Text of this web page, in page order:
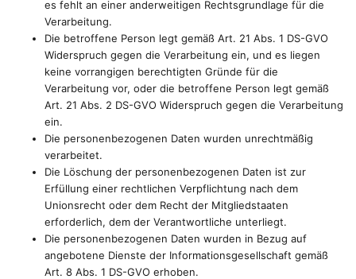
es fehlt an einer anderweitigen Rechtsgrundlage für die
Verarbeitung.
Die betroffene Person legt gemäß Art. 21 Abs. 1 DS-GVO
Widerspruch gegen die Verarbeitung ein, und es liegen
keine vorrangigen berechtigten Gründe für die
Verarbeitung vor, oder die betroffene Person legt gemäß
Art. 21 Abs. 2 DS-GVO Widerspruch gegen die Verarbeitung
ein.
Die personenbezogenen Daten wurden unrechtmäßig
verarbeitet.
Die Löschung der personenbezogenen Daten ist zur
Erfüllung einer rechtlichen Verpflichtung nach dem
Unionsrecht oder dem Recht der Mitgliedstaaten
erforderlich, dem der Verantwortliche unterliegt.
Die personenbezogenen Daten wurden in Bezug auf
angebotene Dienste der Informationsgesellschaft gemäß
Art. 8 Abs. 1 DS-GVO erhoben.